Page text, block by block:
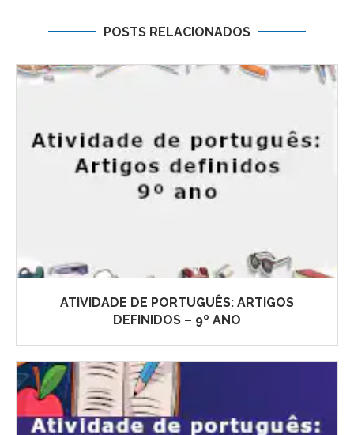
POSTS RELACIONADOS
ATIVIDADE DE PORTUGUÊS: ARTIGOS
DEFINIDOS – 9º ANO